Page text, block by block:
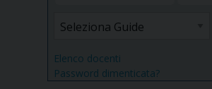
Elenco docenti
Password dimenticata?